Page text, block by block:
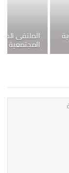
الملتقى
المجتمعية لعام